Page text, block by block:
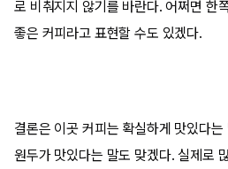
로 비춰지지 않기를 바란다. 어쩌면 한
좋은 커피라고 표현할 수도 있겠다.
결론은 이곳 커피는 확실하게 맛있다
원두가 맛있다는 말도 맞겠다. 실제로